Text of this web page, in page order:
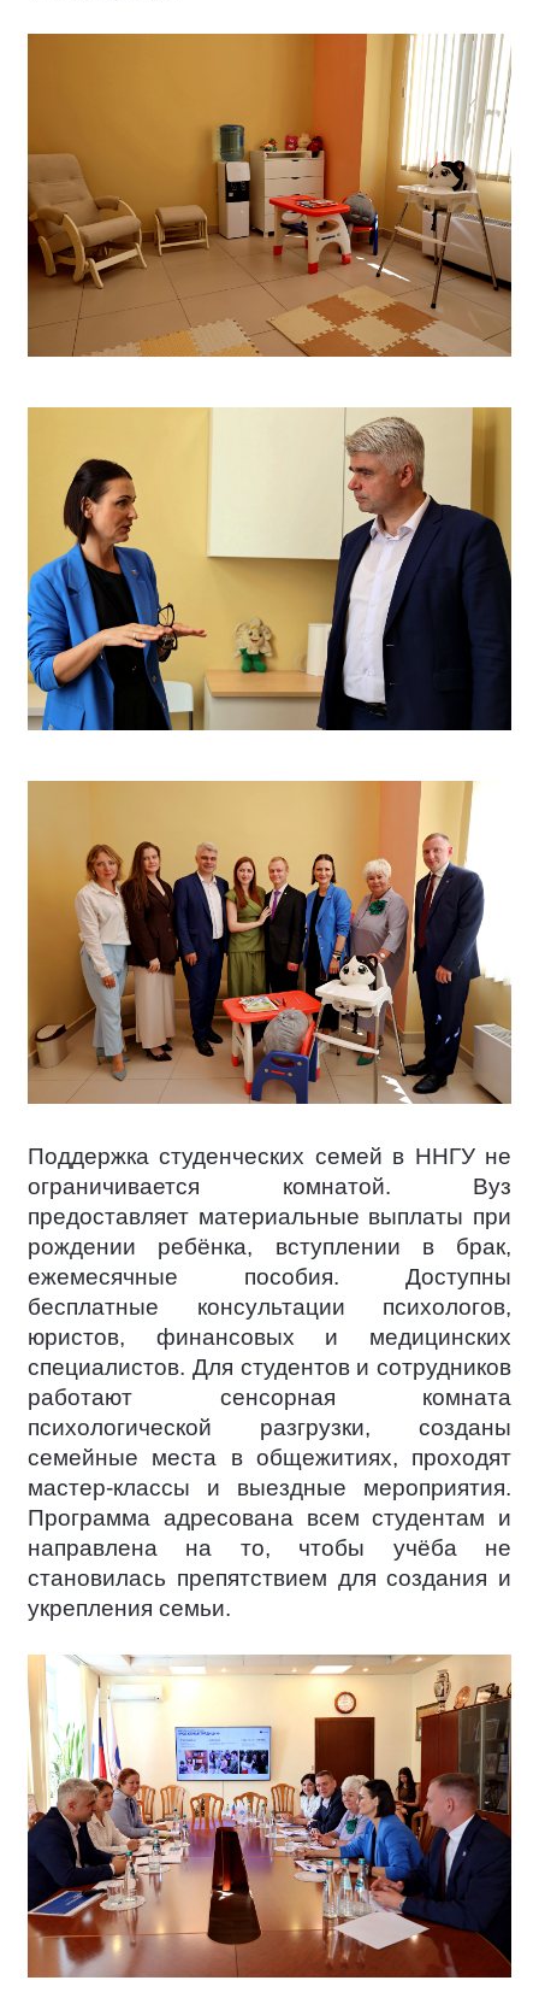
Поддержка студенческих семей в ННГУ не
ограничивается комнатой. Вуз
предоставляет материальные выплаты при
рождении ребёнка, вступлении в брак,
ежемесячные пособия. Доступны
бесплатные консультации психологов,
юристов, финансовых и медицинских
специалистов. Для студентов и сотрудников
работают сенсорная комната
психологической разгрузки, созданы
семейные места в общежитиях, проходят
мастер-классы и выездные мероприятия.
Программа адресована всем студентам и
направлена на то, чтобы учёба не
становилась препятствием для создания и
укрепления семьи.